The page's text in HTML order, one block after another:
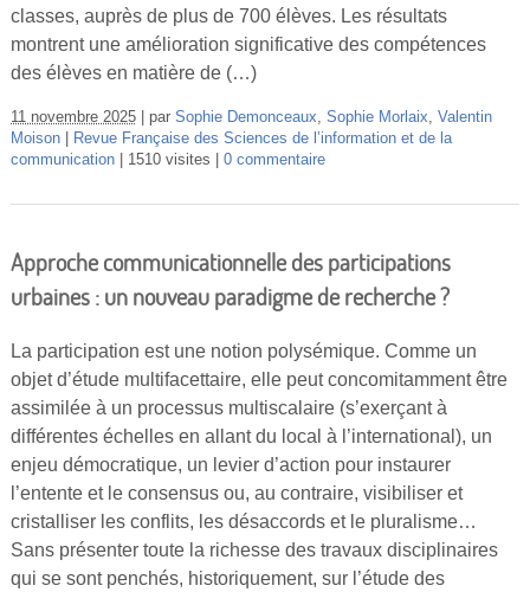
classes, auprès de plus de 700 élèves. Les résultats
montrent une amélioration significative des compétences
des élèves en matière de (…)
11 novembre 2025 par Sophie Demonceaux, Sophie Morlaix, Valentin
Moison
Revue Française des Sciences de l’information et de la
communication
1510 visites 0 commentaire
Approche communicationnelle des participations
urbaines : un nouveau paradigme de recherche ?
La participation est une notion polysémique. Comme un
objet d’étude multifacettaire, elle peut concomitamment être
assimilée à un processus multiscalaire (s’exerçant à
différentes échelles en allant du local à l’international), un
enjeu démocratique, un levier d’action pour instaurer
l’entente et le consensus ou, au contraire, visibiliser et
cristalliser les conflits, les désaccords et le pluralisme…
Sans présenter toute la richesse des travaux disciplinaires
qui se sont penchés, historiquement, sur l’étude des